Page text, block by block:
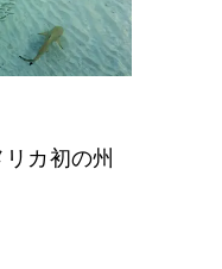
カ初の州